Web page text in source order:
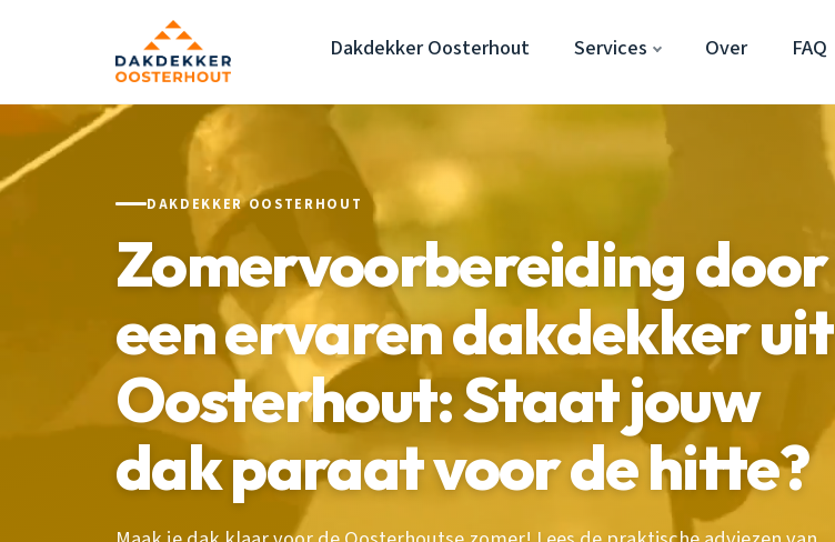
Dakdekker Oosterhout Services Over FAQ
DAKDEKKER OOSTERHOUT
Zomervoorbereiding door
een ervaren dakdekker uit
Oosterhout: Staat jouw
dak paraat voor de hitte?